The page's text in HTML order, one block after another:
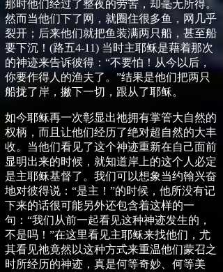
那时他们经过了整夜的劳苦，却毫无所得。
然而当他们下了网，就圈住很多鱼，网几乎
裂开；后来他们就把鱼装满两只船，甚至船
要下沉！ (路五4-11) 当时主耶稣是藉着那次
的神迹来告诉彼得： “不要怕！从今以后，
你要作得人的渔夫了。 ”结果是他们把两只
船拢了岸，撇下一切，跟从了耶稣。
如今耶稣再一次彰显出祂拥有掌管大自然的
权柄，而且让他们经历了绝对超自然的大丰
收。当他们看见了这个神迹重新在自己面前
显明出来的时候，就知道岸上的这个人必定
是主耶稣基督了。我们可以想象当约翰兴奋
地对彼得说： “是主！ ”的时候，他所没有记
下来的话很可能另外还包含着这样的一
句： “我们从前一起看见这种神迹发生的，
不是吗！ ”在这里看见主耶稣来找他们，尤
其看见祂竟然以这种方式来重温他们蒙召之
时所经历的神迹，真是何等奇妙、何等美